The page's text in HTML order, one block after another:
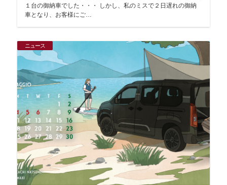
１台の御納車でした・・・ しかし、私のミスで２日遅れの御納
車となり、お客様にご…
ニュース